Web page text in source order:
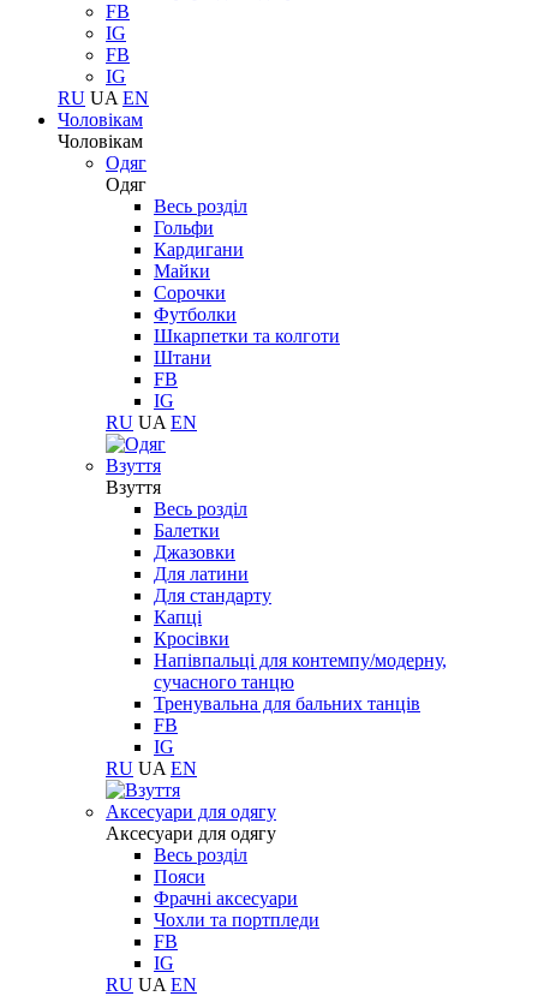
FB
IG
FB
IG
RU UA EN
Чоловікам
Чоловікам
Одяг
Одяг
Весь розділ
Гольфи
Кардигани
Майки
Сорочки
Футболки
Шкарпетки та колготи
Штани
FB
IG
RU UA EN
Взуття
Взуття
Весь розділ
Балетки
Джазовки
Для латини
Для стандарту
Капці
Кросівки
Напівпальці для контемпу/модерну,
сучасного танцю
Тренувальна для бальних танців
FB
IG
RU UA EN
Aксесуари для одягу
Aксесуари для одягу
Весь розділ
Пояси
Фрачні аксесуари
Чохли та портпледи
FB
IG
RU UA EN